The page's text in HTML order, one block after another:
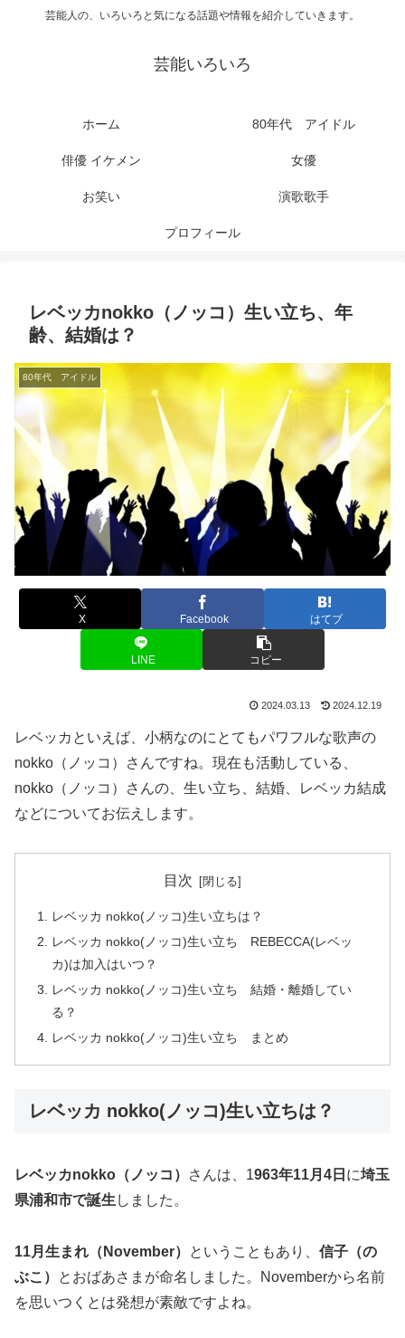
芸能人の、いろいろと気になる話題や情報を紹介していきます。
芸能いろいろ
ホーム 80年代 アイドル
俳優 イケメン 女優
お笑い 演歌歌手
プロフィール
レベッカnokko（ノッコ）生い立ち、年
齢、結婚は？
80年代 アイドル
X Facebook はてブ
LINE コピー
2024.03.13 2024.12.19
レベッカといえば、小柄なのにとてもパワフルな歌声の
nokko（ノッコ）さんですね。現在も活動している、
nokko（ノッコ）さんの、生い立ち、結婚、レベッカ結成
などについてお伝えします。
目次
レベッカ nokko(ノッコ)生い立ちは？
レベッカ nokko(ノッコ)生い立ち REBECCA(レベッ
カ)は加入はいつ？
レベッカ nokko(ノッコ)生い立ち 結婚・離婚してい
る？
レベッカ nokko(ノッコ)生い立ち まとめ
レベッカ nokko(ノッコ)生い立ちは？
レベッカnokko（ノッコ） さんは、1963年11月4日 に埼玉
県浦和市で誕生 しました。
11月生まれ（November） ということもあり、 信子（の
ぶこ）
とおばあさまが命名しました。Novemberから名前
を思いつくとは発想が素敵ですよね。